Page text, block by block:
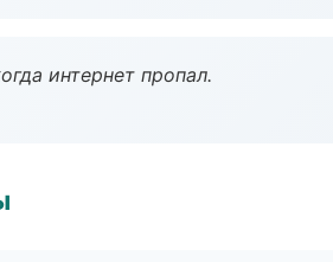
интернет пропал.